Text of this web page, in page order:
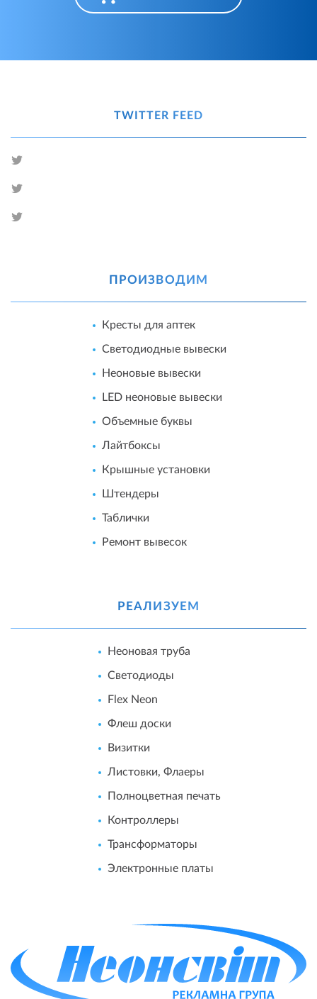
TWITTER FEED
ПРОИЗВОДИМ
Кресты для аптек
Светодиодные вывески
Неоновые вывески
LED неоновые вывески
Объемные буквы
Лайтбоксы
Крышные установки
Штендеры
Таблички
Ремонт вывесок
РЕАЛИЗУЕМ
Неоновая труба
Светодиоды
Flex Neon
Флеш доски
Визитки
Листовки, Флаеры
Полноцветная печать
Контроллеры
Трансформаторы
Электронные платы